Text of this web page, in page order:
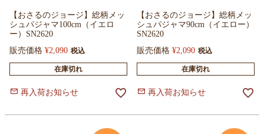
【おさるのジョージ】総柄メッ
シュパジャマ100cm（イエロ
ー）SN2620
販売価格 ¥2,090 税込
在庫切れ
再入荷お知らせ
【おさるのジョージ】総柄メッ
シュパジャマ90cm（イエロー）
SN2620
販売価格 ¥2,090 税込
在庫切れ
再入荷お知らせ